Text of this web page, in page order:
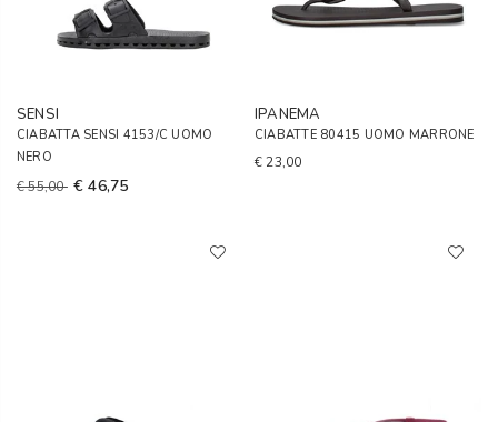
SENSI
CIABATTA SENSI 4153/C UOMO
NERO
€ 55,00 € 46,75
IPANEMA
CIABATTE 80415 UOMO MARRONE
€ 23,00